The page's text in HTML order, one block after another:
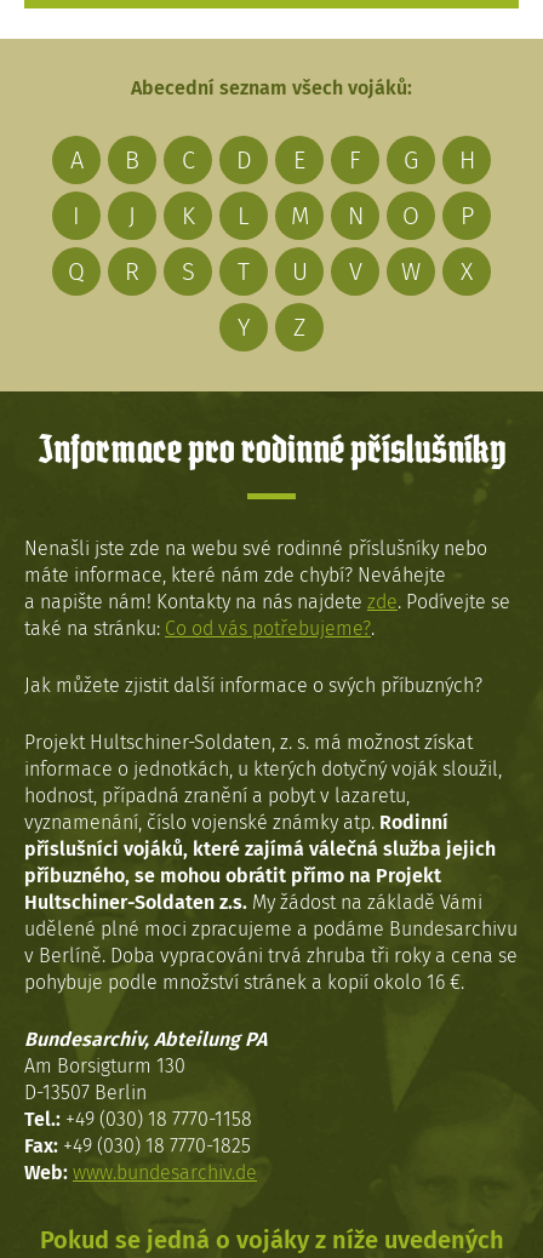
Abecední seznam všech vojáků:
A B C D E F G
H
I
J K L M N O
P
Q
R S T U V W
X
Y
Z
Informace pro rodinné příslušníky
Nenašli jste zde na webu své rodinné příslušníky nebo
máte informace, které nám zde chybí? Neváhejte
a napište nám! Kontakty na nás najdete zde. Podívejte se
také na stránku: Co od vás potřebujeme?.
Jak můžete zjistit další informace o svých příbuzných?
Projekt Hultschiner-Soldaten, z. s. má možnost získat
informace o jednotkách, u kterých dotyčný voják sloužil,
hodnost, případná zranění a pobyt v lazaretu,
vyznamenání, číslo vojenské známky atp. Rodinní
příslušníci vojáků, které zajímá válečná služba jejich
příbuzného, se mohou obrátit přímo na Projekt
Hultschiner-Soldaten z.s. My žádost na základě Vámi
udělené plné moci zpracujeme a podáme Bundesarchivu
v Berlíně. Doba vypracováni trvá zhruba tři roky a cena se
pohybuje podle množství stránek a kopií okolo 16 €.
Bundesarchiv, Abteilung PA
Am Borsigturm 130
D-13507 Berlin
Tel.: +49 (030) 18 7770-1158
Fax: +49 (030) 18 7770-1825
Web: www.bundesarchiv.de
Pokud se jedná o vojáky z níže uvedených